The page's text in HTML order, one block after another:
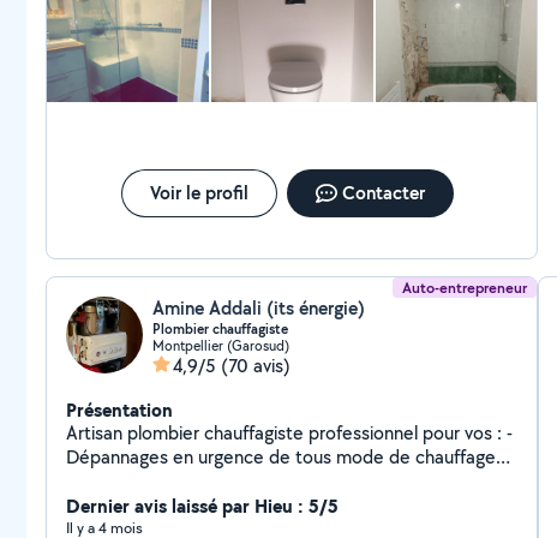
propre après son passage. Je suis très satisfaite de son travail
et je n’hésiterai pas à refaire appel à lui si besoin. Merci encore
pour votre sérieux et votre professionnalisme !
Voir le profil Contacter
Auto-entrepreneur
Amine Addali (its énergie)
Plombier chauffagiste
Montpellier (Garosud)
4,9/5 (70 avis)
Présentation
Artisan plombier chauffagiste professionnel pour vos : -
Dépannages en urgence de tous mode de chauffage
remplacement à neuf chaudière (chaudière gaz,
chaudière , climatisation réversible ) Installation toutes
Dernier avis laissé par Hieu : 5/5
Il y a 4 mois